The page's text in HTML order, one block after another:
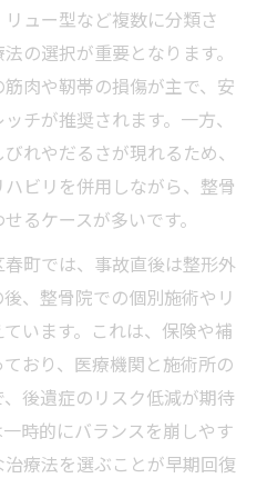
ュー型など複数に分類さ
の選択が重要となります。
肉や靭帯の損傷が主で、安
チが推奨されます。一方、
れやだるさが現れるため、
ビリを併用しながら、整骨
るケースが多いです。
町では、事故直後は整形外
、整骨院での個別施術やリ
います。これは、保険や補
おり、医療機関と施術所の
後遺症のリスク低減が期待
時的にバランスを崩しやす
療法を選ぶことが早期回復